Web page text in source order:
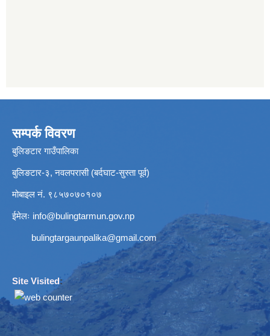
सम्पर्क विवरण
बुलिङटार गाउँपालिका
बुलिङटार-३, नवलपरासी (बर्दघाट-सुस्ता पूर्व)
मोबाइल नं. ९८५७०७०१०७
ईमेलः info@bulingtarmun.gov.np
bulingtargaunpalika@gmail.com
Site Visited: